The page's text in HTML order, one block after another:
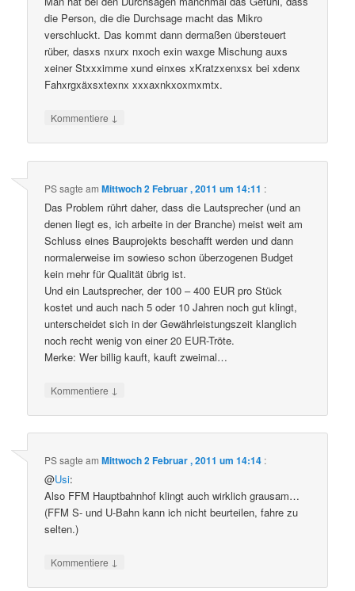
die Person, die die Durchsage macht das Mikro
verschluckt. Das kommt dann dermaßen übersteuert
rüber, dasxs nxurx nxoch exin waxge Mischung auxs
xeiner Stxxximme xund einxes xKratzxenxsx bei xdenx
Fahxrgxäxsxtexnx xxxaxnkxoxmxmtx.
Kommentiere ↓
PSsagte amMittwoch 2 Februar , 2011 um 14:11 :
Das Problem rührt daher, dass die Lautsprecher (und an
denen liegt es, ich arbeite in der Branche) meist weit am
Schluss eines Bauprojekts beschafft werden und dann
normalerweise im sowieso schon überzogenen Budget
kein mehr für Qualität übrig ist.
Und ein Lautsprecher, der 100 – 400 EUR pro Stück
kostet und auch nach 5 oder 10 Jahren noch gut klingt,
unterscheidet sich in der Gewährleistungszeit klanglich
noch recht wenig von einer 20 EUR-Tröte.
Merke: Wer billig kauft, kauft zweimal…
Kommentiere ↓
PSsagte amMittwoch 2 Februar , 2011 um 14:14 :
@Usi:
Also FFM Hauptbahnhof klingt auch wirklich grausam…
(FFM S- und U-Bahn kann ich nicht beurteilen, fahre zu
selten.)
Kommentiere ↓